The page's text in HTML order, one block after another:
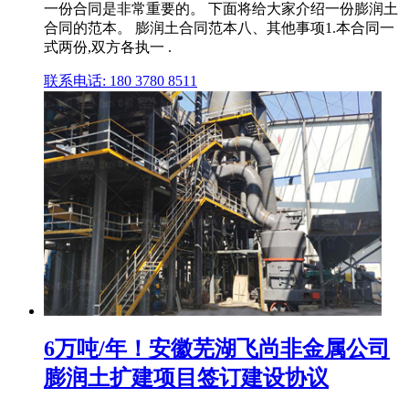
一份合同是非常重要的。 下面将给大家介绍一份膨润土
合同的范本。 膨润土合同范本八、其他事项1.本合同一
式两份,双方各执一 .
联系电话: 180 3780 8511
6万吨/年！安徽芜湖飞尚非金属公司
膨润土扩建项目签订建设协议